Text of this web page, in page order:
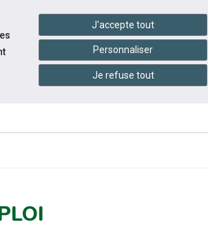
du réseau settings_accessibility Accessibilité
ACTUALITÉS
PRATIQUES
J'accepte tout
Personnaliser
Je refuse tout